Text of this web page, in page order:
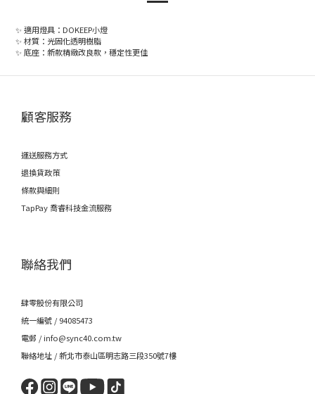
✨ 適用燈具：DOKEEP小燈
✨ 材質：光固化透明樹脂
✨ 底座：新款精緻改良款，穩定性更佳
顧客服務
運送服務方式
退換貨政策
條款與細則
TapPay 喬睿科技金流服務
聯絡我們
肆零股份有限公司
統一編號 / 94085473
電郵 / info@sync40.com.tw
聯絡地址 / 新北市泰山區明志路三段350號7樓